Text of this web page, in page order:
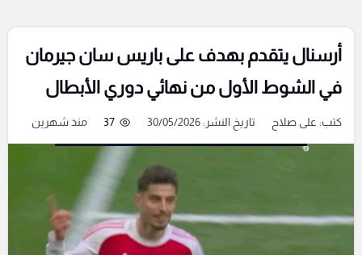
أرسنال يتقدم بهدف على باريس سان جيرمان
في الشوط الأول من نهائي دوري الأبطال
كتب: على صلاح تاريخ النشر: 30/05/2026 37 منذ شهرين